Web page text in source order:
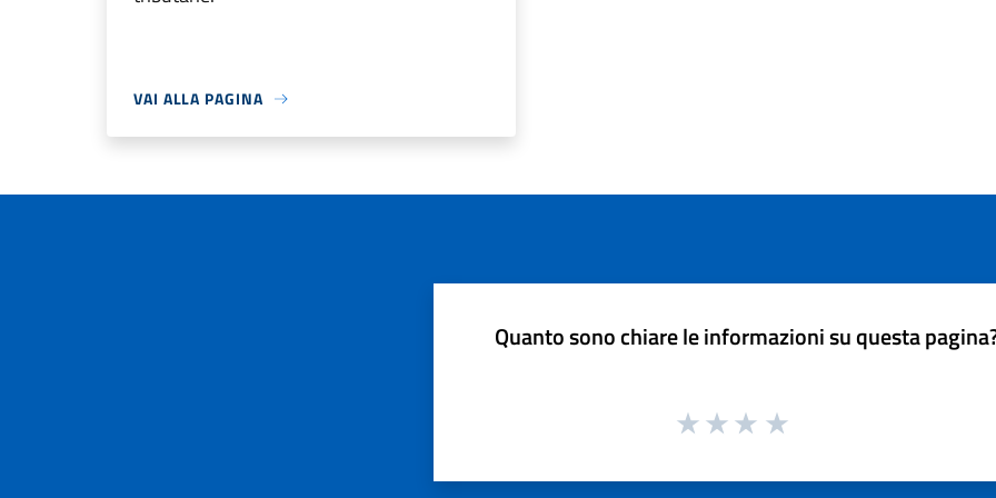
VAI ALLA PAGINA
Quanto sono chiare le informazioni su questa